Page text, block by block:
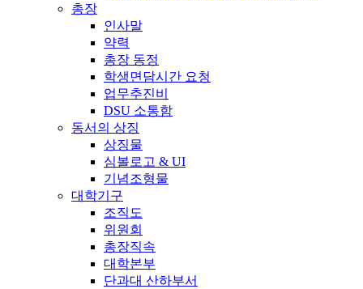
총장
인사말
약력
총장 동정
학생면담시간 요청
업무추진비
DSU 소통함
동서의 상징
상징물
심볼로고 & UI
기념조형물
대학기구
조직도
위원회
총장직속
대학본부
단과대 산하부서